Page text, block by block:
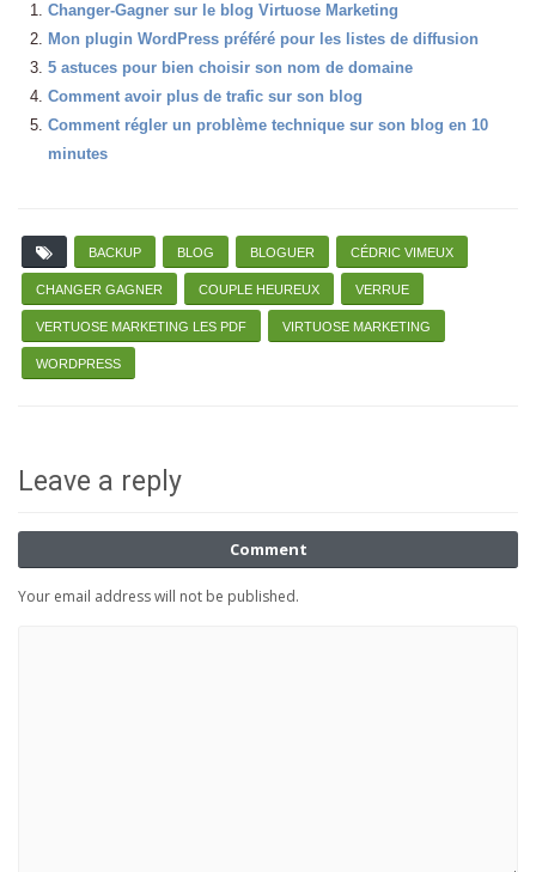
Changer-Gagner sur le blog Virtuose Marketing
Mon plugin WordPress préféré pour les listes de diffusion
5 astuces pour bien choisir son nom de domaine
Comment avoir plus de trafic sur son blog
Comment régler un problème technique sur son blog en 10
minutes
BACKUP BLOG BLOGUER CÉDRIC VIMEUX
CHANGER GAGNER COUPLE HEUREUX VERRUE
VERTUOSE MARKETING LES PDF VIRTUOSE MARKETING
WORDPRESS
Leave a reply
Comment
Your email address will not be published.